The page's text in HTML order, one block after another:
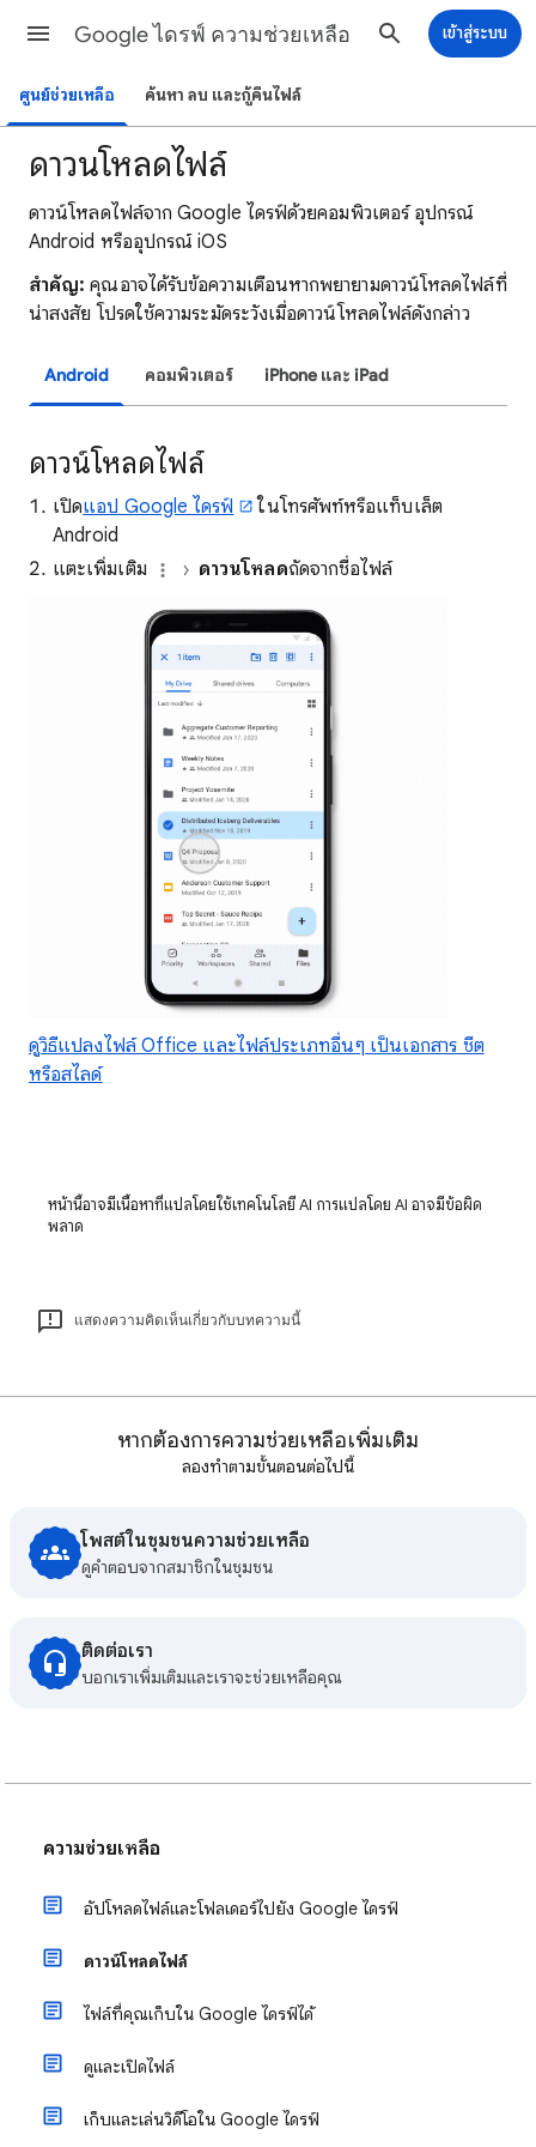
Google ไดรฟ์ ความช่วยเหลือ เข้าสู่ระบบ
ศูนย์ช่วยเหลือ ค้นหา ลบ และกู้คืนไฟล์
ดาวน์โหลดไฟล์
ดาวน์โหลดไฟล์จาก Google ไดรฟ์ด้วยคอมพิวเตอร์ อุปกรณ์
Android หรืออุปกรณ์ iOS
สำคัญ: คุณอาจได้รับข้อความเตือนหากพยายามดาวน์โหลดไฟล์ที่
น่าสงสัย โปรดใช้ความระมัดระวังเมื่อดาวน์โหลดไฟล์ดังกล่าว
Android คอมพิวเตอร์ iPhone และ iPad
ดาวน์โหลดไฟล์
เปิดแอป Google ไดรฟ์
ในโทรศัพท์หรือแท็บเล็ต
Android
แตะเพิ่มเติม
ดาวน์โหลดถัดจากชื่อไฟล์
ดูวิธีแปลงไฟล์ Office และไฟล์ประเภทอื่นๆ เป็นเอกสาร ชีต
หรือสไลด์
หน้านี้อาจมีเนื้อหาที่แปลโดยใช้เทคโนโลยี AI การแปลโดย AI อาจมีข้อผิด
พลาด
แสดงความคิดเห็นเกี่ยวกับบทความนี้
หากต้องการความช่วยเหลือเพิ่มเติม
ลองทำตามขั้นตอนต่อไปนี้
โพสต์ในชุมชนความช่วยเหลือ
ดูคําตอบจากสมาชิกในชุมชน
ติดต่อเรา
บอกเราเพิ่มเติมและเราจะช่วยเหลือคุณ
ความช่วยเหลือ
อัปโหลดไฟล์และโฟลเดอร์ไปยัง Google ไดรฟ์
ดาวน์โหลดไฟล์
ไฟล์ที่คุณเก็บใน Google ไดรฟ์ได้
ดูและเปิดไฟล์
เก็บและเล่นวิดีโอใน Google ไดรฟ์